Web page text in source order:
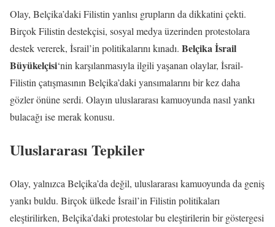
Olay, Belçika’daki Filistin yanlısı grupların da dikkatini çekti.
Birçok Filistin destekçisi, sosyal medya üzerinden protestolara
destek vererek, İsrail’in politikalarını kınadı. Belçika İsrail
Büyükelçisi‘nin karşılanmasıyla ilgili yaşanan olaylar, İsrail-
Filistin çatışmasının Belçika’daki yansımalarını bir kez daha
gözler önüne serdi. Olayın uluslararası kamuoyunda nasıl yankı
bulacağı ise merak konusu.
Uluslararası Tepkiler
Olay, yalnızca Belçika’da değil, uluslararası kamuoyunda da geniş
yankı buldu. Birçok ülkede İsrail’in Filistin politikaları
eleştirilirken, Belçika’daki protestolar bu eleştirilerin bir göstergesi